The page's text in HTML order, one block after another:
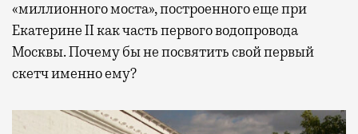
«миллионного моста», построенного еще при
Екатерине II как часть первого водопровода
Москвы. Почему бы не посвятить свой первый
скетч именно ему?